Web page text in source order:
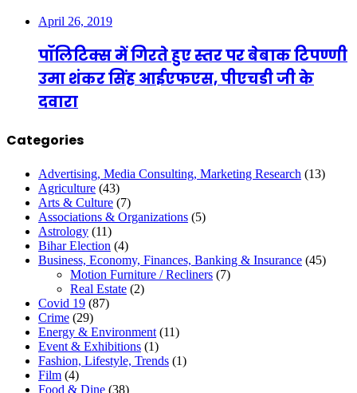
April 26, 2019
पॉलिटिक्स में गिरते हुए स्तर पर बेबाक टिपण्णी
उमा शंकर सिंह आईएफएस, पीएचडी जी के
दवारा
Categories
Advertising, Media Consulting, Marketing Research (13)
Agriculture (43)
Arts & Culture (7)
Associations & Organizations (5)
Astrology (11)
Bihar Election (4)
Business, Economy, Finances, Banking & Insurance (45)
Motion Furniture / Recliners (7)
Real Estate (2)
Covid 19 (87)
Crime (29)
Energy & Environment (11)
Event & Exhibitions (1)
Fashion, Lifestyle, Trends (1)
Film (4)
Food & Dine (38)